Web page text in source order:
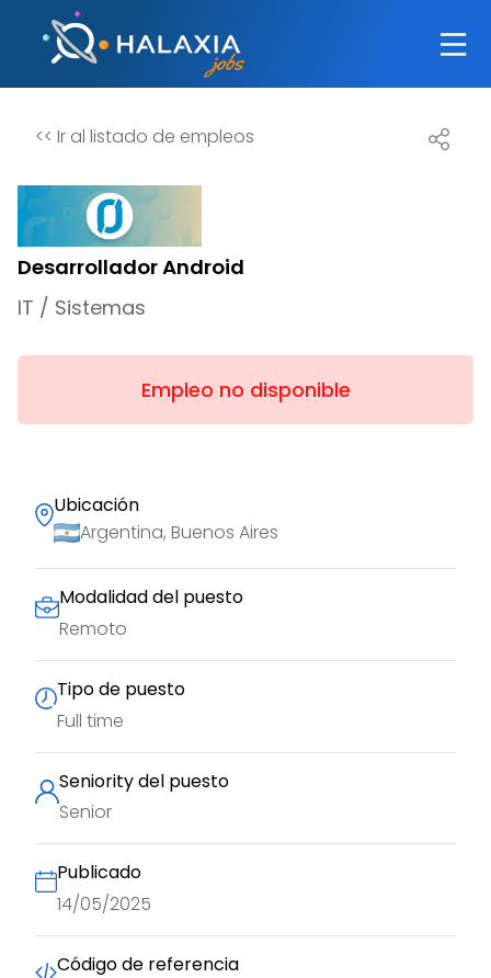
<< Ir al listado de empleos
Desarrollador Android
IT / Sistemas
Empleo no disponible
Ubicación
Argentina, Buenos Aires
Modalidad del puesto
Remoto
Tipo de puesto
Full time
Seniority del puesto
Senior
Publicado
14/05/2025
Código de referencia